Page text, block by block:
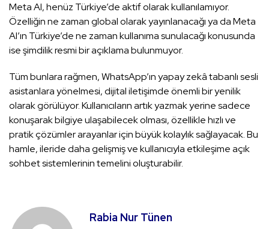
Meta AI, henüz Türkiye’de aktif olarak kullanılamıyor.
Özelliğin ne zaman global olarak yayınlanacağı ya da Meta
AI’ın Türkiye’de ne zaman kullanıma sunulacağı konusunda
ise şimdilik resmi bir açıklama bulunmuyor.
Tüm bunlara rağmen, WhatsApp’ın yapay zekâ tabanlı sesli
asistanlara yönelmesi, dijital iletişimde önemli bir yenilik
olarak görülüyor. Kullanıcıların artık yazmak yerine sadece
konuşarak bilgiye ulaşabilecek olması, özellikle hızlı ve
pratik çözümler arayanlar için büyük kolaylık sağlayacak. Bu
hamle, ileride daha gelişmiş ve kullanıcıyla etkileşime açık
sohbet sistemlerinin temelini oluşturabilir.
Rabia Nur Tünen